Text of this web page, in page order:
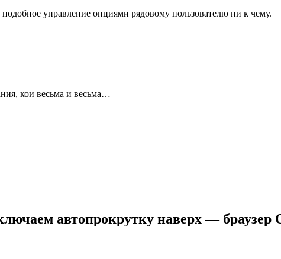
управление опциями рядовому пользователю ни к чему.
кои весьма и весьма…
автопрокрутку наверх — браузер